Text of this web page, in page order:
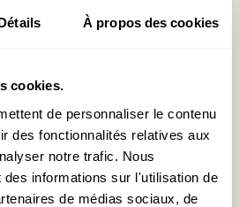
À propos des cookies
cookies.
de personnaliser le contenu
des fonctionnalités relatives aux
notre trafic. Nous
des informations sur l'utilisation de
de médias sociaux, de
Mellouet